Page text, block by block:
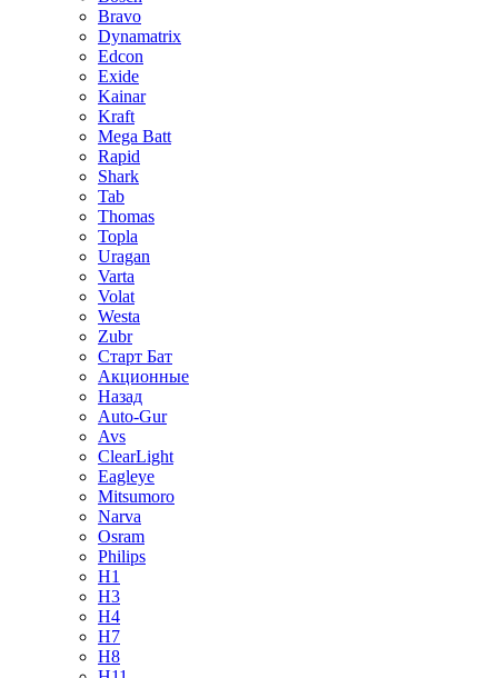
Bravo
Dynamatrix
Edcon
Exide
Kainar
Kraft
Mega Batt
Rapid
Shark
Tab
Thomas
Topla
Uragan
Varta
Volat
Westa
Zubr
Старт Бат
Акционные
Назад
Auto-Gur
Avs
ClearLight
Eagleye
Mitsumoro
Narva
Osram
Philips
H1
H3
H4
H7
H8